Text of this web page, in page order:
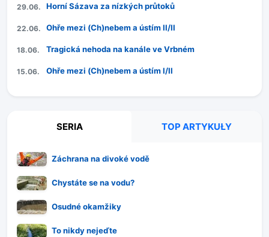
29.06. Horní Sázava za nízkých průtoků
22.06. Ohře mezi (Ch)nebem a ústím II/II
18.06. Tragická nehoda na kanále ve Vrbném
15.06. Ohře mezi (Ch)nebem a ústím I/II
SERIA TOP ARTYKUŁY
Záchrana na divoké vodě
Chystáte se na vodu?
Osudné okamžiky
To nikdy nejeďte